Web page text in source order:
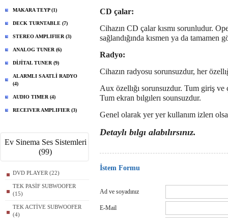
MAKARA TEYP (1)
DECK TURNTABLE (7)
STEREO AMPLIFIER (3)
ANALOG TUNER (6)
DİJİTAL TUNER (9)
ALARMLI SAATLİ RADYO
(4)
AUDIO TIMER (4)
RECEIVER AMPLIFIER (3)
Ev Sinema Ses Sistemleri
(99)
DVD PLAYER (22)
TEK PASİF SUBWOOFER
(15)
TEK ACTİVE SUBWOOFER
(4)
CD çalar:
Cihazın CD çalar kısmı sorunludur.
sağlandığında kısmen ya da tamamen
Radyo:
Cihazın radyosu sorunsuzdur, her
Aux özellığı sorunsuzdur. Tum giriş ve
Tum ekran bılgılerı sounsuzdur.
Genel olarak yer yer kullanım izlerı
Detaylı bılgı alabılırsınız.
İstem Formu
Ad ve soyadınız
E-Mail